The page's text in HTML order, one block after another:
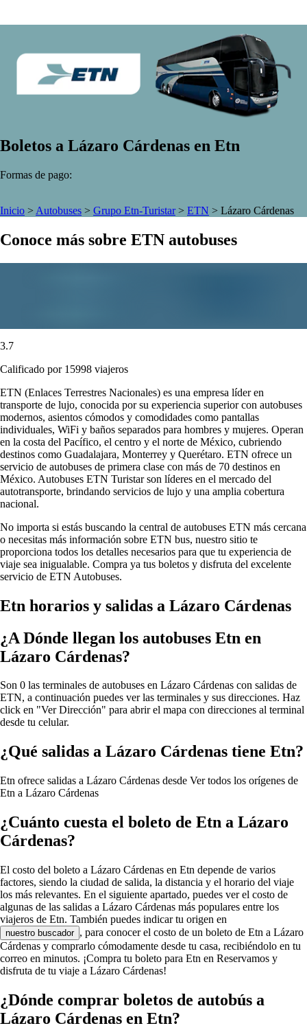
Boletos a Lázaro Cárdenas en Etn
Formas de pago:
Inicio > Autobuses > Grupo Etn-Turistar> ETN > Lázaro Cárdenas
Conoce más sobre ETN autobuses
3.7
Calificado por 15998 viajeros
ETN (Enlaces Terrestres Nacionales) es una empresa líder en
transporte de lujo, conocida por su experiencia superior con autobuses
modernos, asientos cómodos y comodidades como pantallas
individuales, WiFi y baños separados para hombres y mujeres. Operan
en la costa del Pacífico, el centro y el norte de México, cubriendo
destinos como Guadalajara, Monterrey y Querétaro. ETN ofrece un
servicio de autobuses de primera clase con más de 70 destinos en
México. Autobuses ETN Turistar son líderes en el mercado del
autotransporte, brindando servicios de lujo y una amplia cobertura
nacional.
No importa si estás buscando la central de autobuses ETN más cercana
o necesitas más información sobre ETN bus, nuestro sitio te
proporciona todos los detalles necesarios para que tu experiencia de
viaje sea inigualable. Compra ya tus boletos y disfruta del excelente
servicio de ETN Autobuses.
Etn horarios y salidas a Lázaro Cárdenas
¿A Dónde llegan los autobuses Etn en
Lázaro Cárdenas?
Son 0 las terminales de autobuses en Lázaro Cárdenas con salidas de
ETN, a continuación puedes ver las terminales y sus direcciones. Haz
click en "Ver Dirección" para abrir el mapa con direcciones al terminal
desde tu celular.
¿Qué salidas a Lázaro Cárdenas tiene Etn?
Etn ofrece salidas a Lázaro Cárdenas desde Ver todos los orígenes de
Etn a Lázaro Cárdenas
¿Cuánto cuesta el boleto de Etn a Lázaro
Cárdenas?
El costo del boleto a Lázaro Cárdenas en Etn depende de varios
factores, siendo la ciudad de salida, la distancia y el horario del viaje
los más relevantes. En el siguiente apartado, puedes ver el costo de
algunas de las salidas a Lázaro Cárdenas más populares entre los
viajeros de Etn. También puedes indicar tu origen en
nuestro buscador , para conocer el costo de un boleto de Etn a Lázaro
Cárdenas y comprarlo cómodamente desde tu casa, recibiéndolo en tu
correo en minutos. ¡Compra tu boleto para Etn en Reservamos y
disfruta de tu viaje a Lázaro Cárdenas!
¿Dónde comprar boletos de autobús a
Lázaro Cárdenas en Etn?